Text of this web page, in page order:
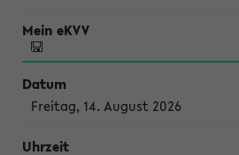
Freitag, 14. August 2026